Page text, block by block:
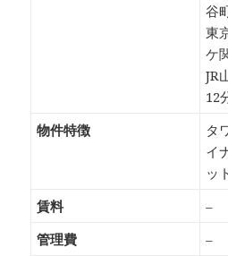
谷
東
ケ
JR
12
物件特徴
タ
イ
ッ
賃料
–
管理費
–